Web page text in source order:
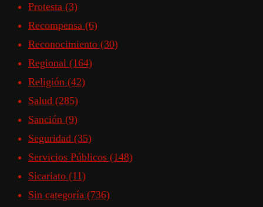
Protesta (3)
Recompensa (6)
Reconocimiento (30)
Regional (164)
Religión (42)
Salud (285)
Sanción (9)
Seguridad (35)
Servicios Públicos (148)
Sicariato (11)
Sin categoría (736)